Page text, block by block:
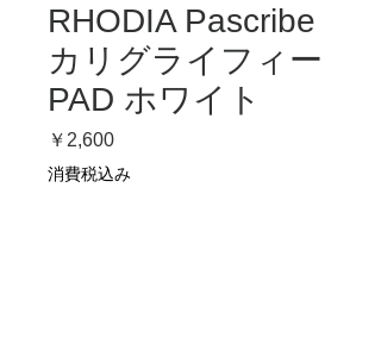
RHODIA Pascribe
カリグライフィー
PAD ホワイト
￥2,600価
格
消費税込み